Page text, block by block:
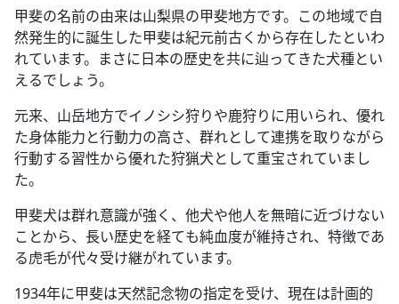
甲斐の名前の由来は山梨県の甲斐地方です。この地域で自
然発生的に誕生した甲斐は紀元前古くから存在したといわ
れています。まさに日本の歴史を共に辿ってきた犬種とい
えるでしょう。
元来、山岳地方でイノシシ狩りや鹿狩りに用いられ、優れ
た身体能力と行動力の高さ、群れとして連携を取りながら
行動する習性から優れた狩猟犬として重宝されていまし
た。
甲斐犬は群れ意識が強く、他犬や他人を無暗に近づけない
ことから、長い歴史を経ても純血度が維持され、特徴であ
る虎毛が代々受け継がれています。
1934年に甲斐は天然記念物の指定を受け、現在は計画的